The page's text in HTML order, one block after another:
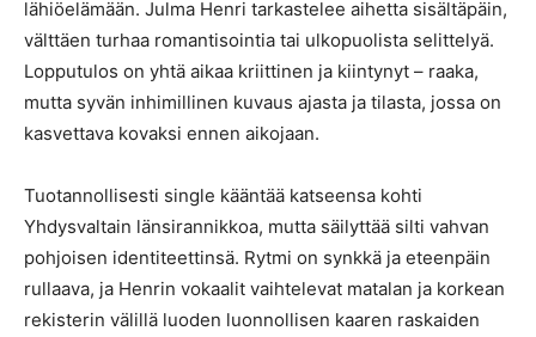
lähiöelämään. Julma Henri tarkastelee aihetta sisältäpäin,
välttäen turhaa romantisointia tai ulkopuolista selittelyä.
Lopputulos on yhtä aikaa kriittinen ja kiintynyt – raaka,
mutta syvän inhimillinen kuvaus ajasta ja tilasta, jossa on
kasvettava kovaksi ennen aikojaan.
Tuotannollisesti single kääntää katseensa kohti
Yhdysvaltain länsirannikkoa, mutta säilyttää silti vahvan
pohjoisen identiteettinsä. Rytmi on synkkä ja eteenpäin
rullaava, ja Henrin vokaalit vaihtelevat matalan ja korkean
rekisterin välillä luoden luonnollisen kaaren raskaiden